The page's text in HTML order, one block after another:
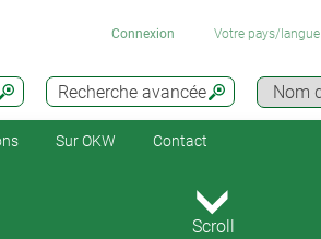
Recherche avancée
Connexion Votre pays/langue
Sur OKW Contact
Scroll